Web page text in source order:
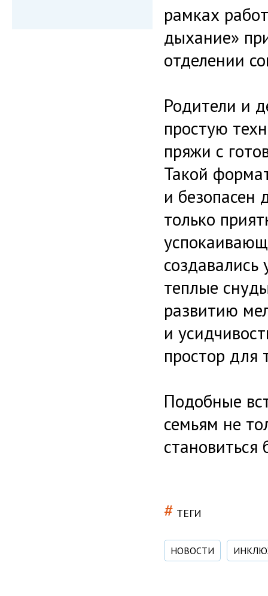
рамках
дыхание»
отделении
Родители и
простую
пряжи с
Такой
и безопасен
только
теплые
развитию
и
простор для
Подобные
семьям не
становиться
# ТЕГИ
НОВОСТИ